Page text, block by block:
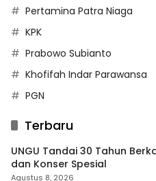
Pertamina Patra Niaga
KPK
Prabowo Subianto
Khofifah Indar Parawansa
PGN
Terbaru
UNGU Tandai 30 Tahun
dan Konser Spesial
Agustus 8, 2026